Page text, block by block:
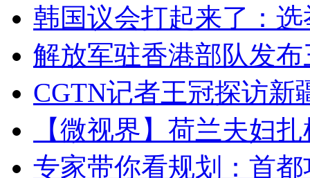
韩国议会打起来了：
解放军驻香港部队发
CGTN记者王冠探访新
【微视界】荷兰夫妇
专家带你看规划：首